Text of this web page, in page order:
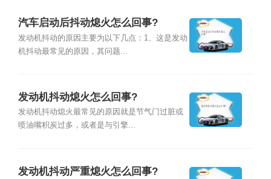
汽车启动后抖动熄火怎么回事?
发动机抖动的原因主要为以下几点：1、这是发动
机抖动最常见的原因，其问题...
发动机抖动熄火怎么回事?
发动机抖动熄火最常见的原因就是节气门过脏或
喷油嘴积炭过多，或者是与引擎...
发动机抖动严重熄火怎么回事?